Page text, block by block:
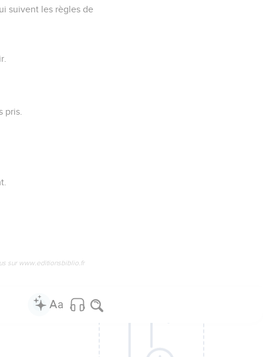
suivent les règles de
pris.
sur www.editionsbiblio.fr